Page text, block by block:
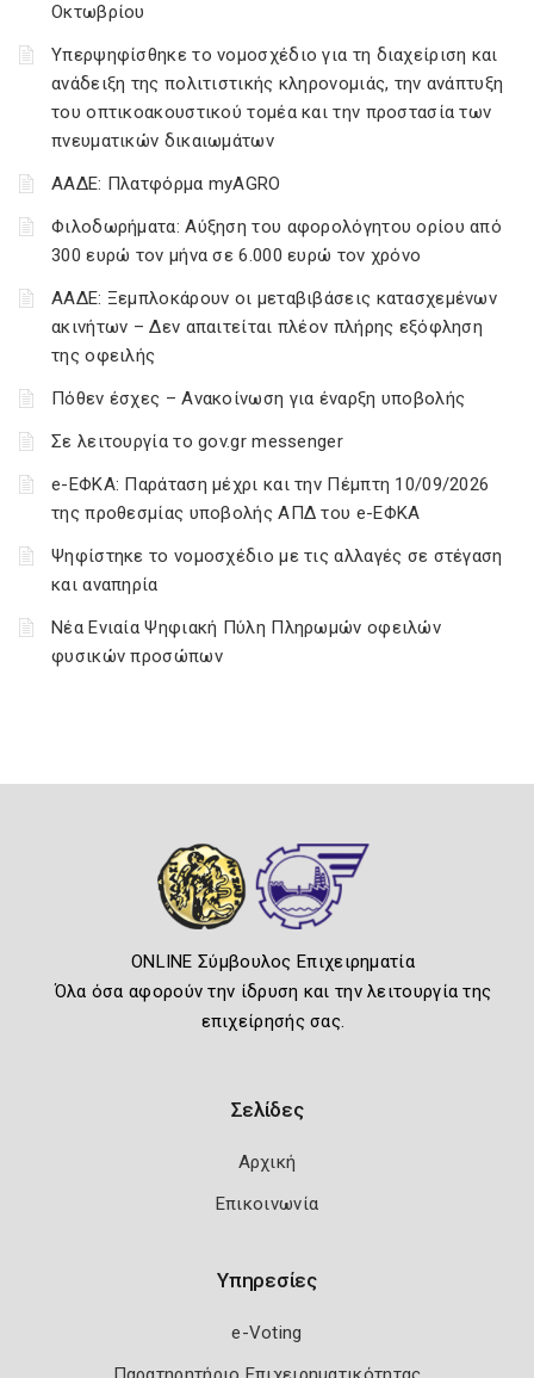
Οκτωβρίου
Υπερψηφίσθηκε το νομοσχέδιο για τη διαχείριση και
ανάδειξη της πολιτιστικής κληρονομιάς, την ανάπτυξη
του οπτικοακουστικού τομέα και την προστασία των
πνευματικών δικαιωμάτων
ΑΑΔΕ: Πλατφόρμα myAGRO
Φιλοδωρήματα: Αύξηση του αφορολόγητου ορίου από
300 ευρώ τον μήνα σε 6.000 ευρώ τον χρόνο
ΑΑΔΕ: Ξεμπλοκάρουν οι μεταβιβάσεις κατασχεμένων
ακινήτων – Δεν απαιτείται πλέον πλήρης εξόφληση
της οφειλής
Πόθεν έσχες – Ανακοίνωση για έναρξη υποβολής
Σε λειτουργία το gov.gr messenger
e-ΕΦΚΑ: Παράταση μέχρι και την Πέμπτη 10/09/2026
της προθεσμίας υποβολής ΑΠΔ του e-ΕΦΚΑ
Ψηφίστηκε το νομοσχέδιο με τις αλλαγές σε στέγαση
και αναπηρία
Νέα Ενιαία Ψηφιακή Πύλη Πληρωμών οφειλών
φυσικών προσώπων
ONLINE Σύμβουλος Επιχειρηματία
Όλα όσα αφορούν την ίδρυση και την λειτουργία της
επιχείρησής σας.
Σελίδες
Αρχική
Επικοινωνία
Υπηρεσίες
e-Voting